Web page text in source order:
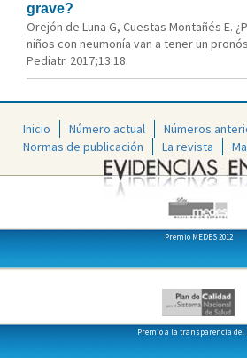
grave?
Orejón de Luna G, Cuestas Montañés E.
niños con neumonía van a tener un
Pediatr. 2017;13:18.
Inicio Número actual
Números
Normas de publicación
La revista
Premio MEDES 2012
Premio a la transparencia del